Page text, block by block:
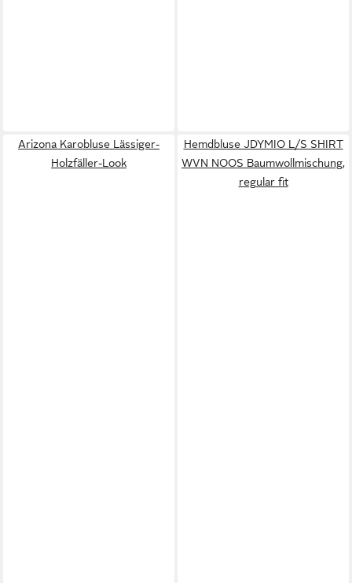
Arizona Karobluse Lässiger-
Holzfäller-Look
Hemdbluse JDYMIO L/S SHIRT
WVN NOOS Baumwollmischung,
regular fit